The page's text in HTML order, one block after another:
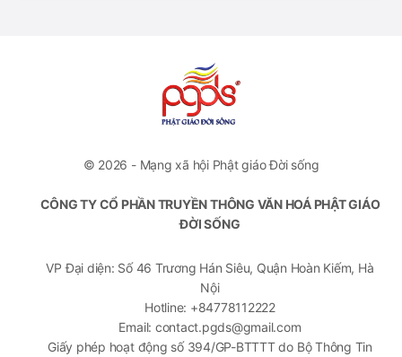
© 2026 - Mạng xã hội Phật giáo Đời sống
CÔNG TY CỔ PHẦN TRUYỀN THÔNG VĂN HOÁ PHẬT GIÁO
ĐỜI SỐNG
VP Đại diện: Số 46 Trương Hán Siêu, Quận Hoàn Kiếm, Hà
Nội
Hotline: +84778112222
Email: contact.pgds@gmail.com
Giấy phép hoạt động số 394/GP-BTTTT do Bộ Thông Tin